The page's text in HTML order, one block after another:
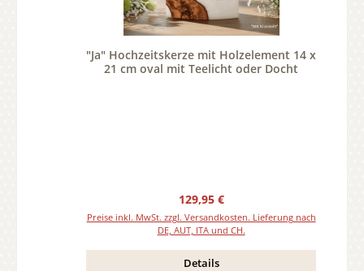
"Ja" Hochzeitskerze mit Holzelement 14 x
21 cm oval mit Teelicht oder Docht
Regulärer Preis:
129,95 €
Preise inkl. MwSt. zzgl. Versandkosten. Lieferung nach
DE, AUT, ITA und CH.
Details